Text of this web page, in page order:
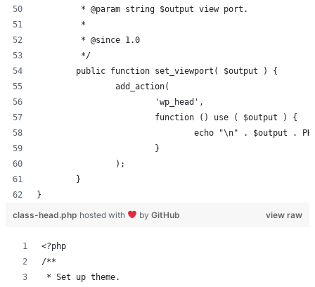
	 * @param string $output view port.
	 *
	 * @since 1.0
	 */
	public function set_viewport( $output ) {
		add_action(
			'wp_head',
			function () use ( $output ) {
echo "\n" . $output .
			}
		);
	}
}
view raw
class-head.php hosted with by GitHub
<?php
/**
* Set up theme.